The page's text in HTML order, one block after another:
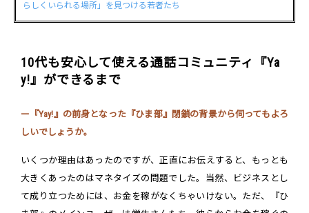
らしくいられる場所」を見つける若者たち
10代も安心して使える通話コミュニティ『Ya
y!』ができるまで
ー『Yay!』の前身となった『ひま部』閉鎖の背景から伺ってもよろ
しいでしょうか。
いくつか理由はあったのですが、正直にお伝えすると、もっとも
大きくあったのはマネタイズの問題でした。当然、ビジネスとし
て成り立つためには、お金を稼がなくちゃいけない。ただ、『ひ